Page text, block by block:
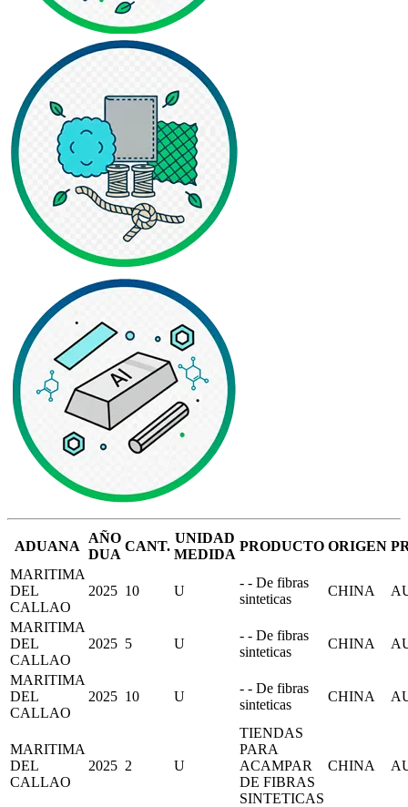
ADUANA
AÑO
DUA
CANT.
UNIDAD
MEDIDA
PRODUCTO ORIGEN
MARITIMA
DEL
CALLAO
2025 10 U
- - De fibras
sinteticas
CHINA
MARITIMA
DEL
CALLAO
2025 5 U
- - De fibras
sinteticas
CHINA
MARITIMA
DEL
CALLAO
2025 10 U
- - De fibras
sinteticas
CHINA
MARITIMA
DEL
CALLAO
2025 2 U
TIENDAS
PARA
ACAMPAR
DE FIBRAS
SINTETICAS
CHINA